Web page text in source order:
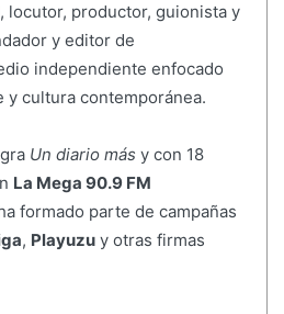
, locutor, productor, guionista y
y editor de
independiente enfocado
y cultura contemporánea.
Un diario más y con 18
La Mega 90.9 FM
formado parte de campañas
, Playuzuy otras firmas